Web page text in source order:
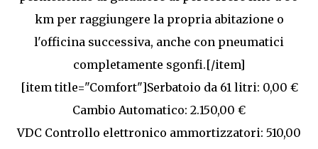
km per raggiungere la propria abitazione o
l'officina successiva, anche con pneumatici
completamente sgonfi.[/item]
[item title="Comfort"]Serbatoio da 61 litri: 0,00 €
Cambio Automatico: 2.150,00 €
VDC Controllo elettronico ammortizzatori: 510,00